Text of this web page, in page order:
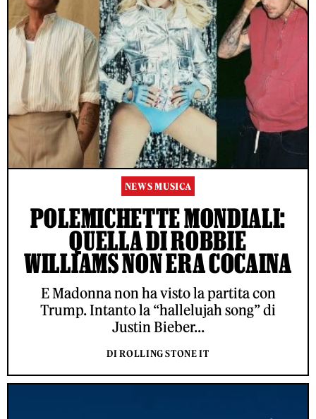
NEWS MUSICA
POLEMICHETTE MONDIALI:
QUELLA DI ROBBIE
WILLIAMS NON ERA COCAINA
E Madonna non ha visto la partita con
Trump. Intanto la “hallelujah song” di
Justin Bieber...
DI ROLLING STONE IT